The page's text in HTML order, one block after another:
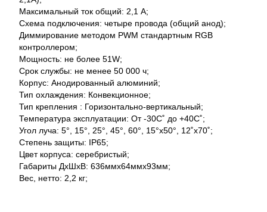
Максимальный ток общий: 2,1 А;
Схема подключения: четыре провода (общий анод);
Диммирование методом PWM стандартным RGB
контроллером;
Мощность: не более 51W;
Срок службы: не менее 50 000 ч;
Корпус: Анодированный алюминий;
Тип охлаждения: Конвекционное;
Тип крепления : Горизонтально-вертикальный;
Температура эксплуатации: От -30С˚ до +40С˚;
Угол луча: 5°, 15°, 25°, 45°, 60°, 15°x50°, 12˚x70˚;
Степень защиты: IP65;
Цвет корпуса: серебристый;
Габариты ДхШхВ: 636ммх64ммх93мм;
Вес, нетто: 2,2 кг;